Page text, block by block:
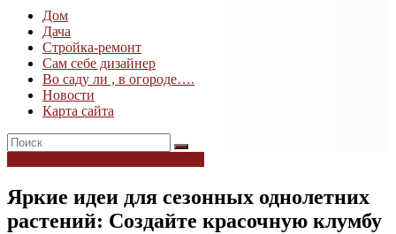
Дом
дача
Дом
Дача
Стройка-ремонт
Сам себе дизайнер
Во саду ли , в огороде….
Новости
Карта сайта
Яркие идеи для сезонных однолетних
растений: Создайте красочную клумбу